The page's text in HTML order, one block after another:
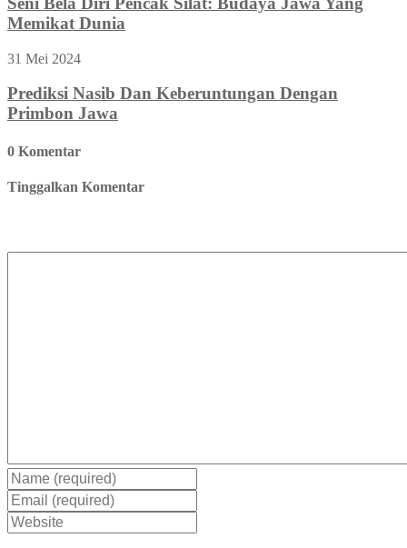
Memikat Dunia
31 Mei 2024
Prediksi Nasib Dan Keberuntungan Dengan
Primbon Jawa
0 Komentar
Tinggalkan Komentar